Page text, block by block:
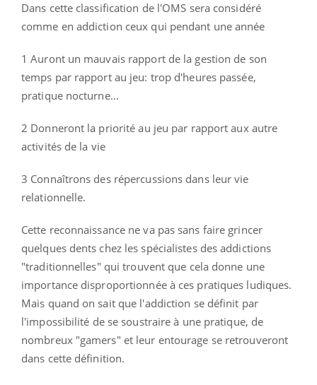
Dans cette classification de l'OMS sera considéré
comme en addiction ceux qui pendant une année
1 Auront un mauvais rapport de la gestion de son
temps par rapport au jeu: trop d'heures passée,
pratique nocturne...
2 Donneront la priorité au jeu par rapport aux autre
activités de la vie
3 Connaîtrons des répercussions dans leur vie
relationnelle.
Cette reconnaissance ne va pas sans faire grincer
quelques dents chez les spécialistes des addictions
"traditionnelles" qui trouvent que cela donne une
importance disproportionnée à ces pratiques ludiques.
Mais quand on sait que l'addiction se définit par
l'impossibilité de se soustraire à une pratique, de
nombreux "gamers" et leur entourage se retrouveront
dans cette définition.